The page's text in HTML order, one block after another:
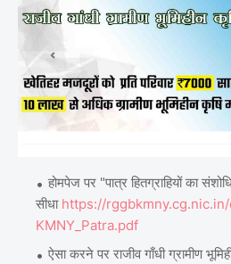
होमपेज पर "पात्र हितग्राहियों का
सीधा https://
KMNY_Patra.pdf
ऐसा करने पर राजीव गाँधी ग्रामीण